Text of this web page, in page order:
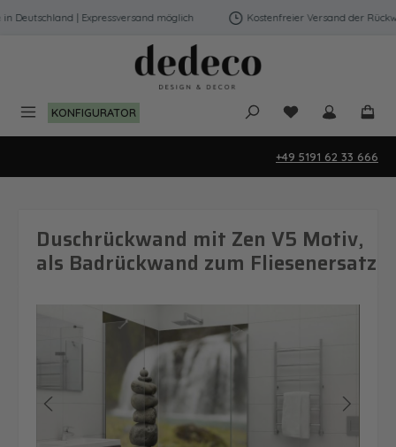
Zum Hauptinhalt springen
| Expressversand möglich Kostenfreier Versand der
KONFIGURATOR Du hast 0
+49 5191 62 33 666
Duschrückwand mit Zen V5 Motiv,
als Badrückwand zum Fliesenersatz
Bildergalerie überspringen